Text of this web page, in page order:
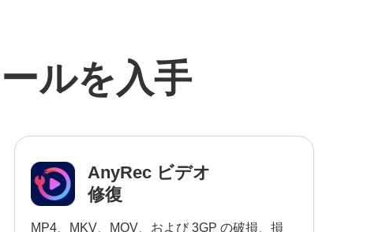
ルを入手
AnyRec ビデオ
修復
MP4、MKV、MOV、および 3GP の破損、損